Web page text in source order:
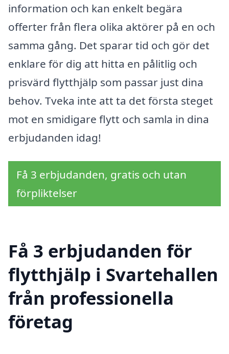
information och kan enkelt begära
offerter från flera olika aktörer på en och
samma gång. Det sparar tid och gör det
enklare för dig att hitta en pålitlig och
prisvärd flytthjälp som passar just dina
behov. Tveka inte att ta det första steget
mot en smidigare flytt och samla in dina
erbjudanden idag!
Få 3 erbjudanden, gratis och utan
förpliktelser
Få 3 erbjudanden för
flytthjälp i Svartehallen
från professionella
företag